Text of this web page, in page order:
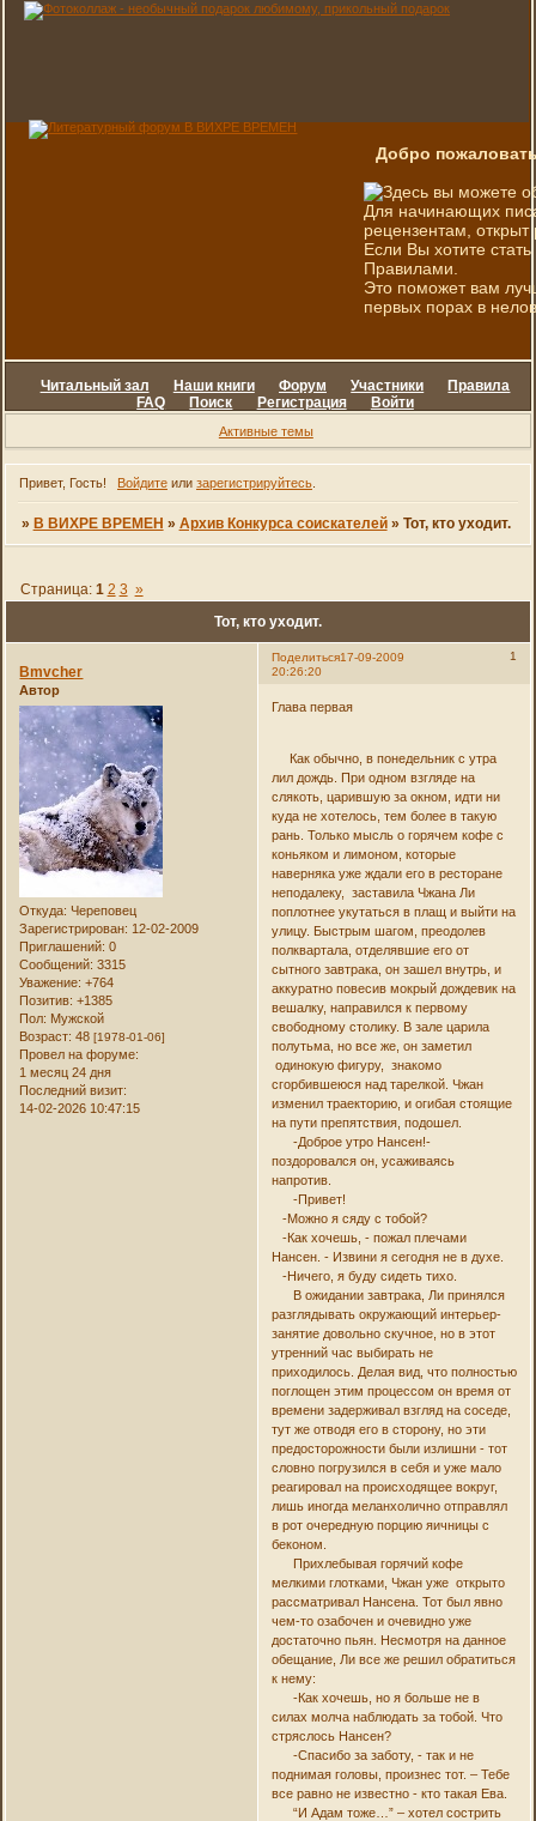
Добро
Здесь вы можете
Для начинающих
рецензентам, открыт
Если Вы хотите
Правилами.
Это поможет вам
первых порах в
Читальный зал Наши книги Форум Участники
Правила
FAQ
Поиск Регистрация Войти
Активные темы
Привет, Гость! Войдитеили зарегистрируйтесь.
» В ВИХРЕ ВРЕМЕН » Архив Конкурса соискателей » Тот, кто уходит.
Тот, кто уходит.
Страница: 1 2 3 »
Поделиться 1
17-09-2009
20:26:20
Bmvcher
Автор
Откуда: Череповец
Зарегистрирован: 12-02-2009
Приглашений: 0
Сообщений: 3315
Уважение: +764
Позитив: +1385
Пол: Мужской
Возраст: 48[1978-01-06]
Провел на форуме:
1 месяц 24 дня
Последний визит:
14-02-2026 10:47:15
Глава первая
Как обычно, в понедельник с утра
лил дождь. При одном взгляде на
слякоть, царившую за окном, идти ни
куда не хотелось, тем более в такую
рань. Только мысль о горячем кофе с
коньяком и лимоном, которые
наверняка уже ждали его в ресторане
неподалеку, заставила Чжана Ли
поплотнее укутаться в плащ и выйти на
улицу. Быстрым шагом, преодолев
полквартала, отделявшие его от
сытного завтрака, он зашел внутрь, и
аккуратно повесив мокрый дождевик на
вешалку, направился к первому
свободному столику. В зале царила
полутьма, но все же, он заметил
одинокую фигуру, знакомо
сгорбившеюся над тарелкой. Чжан
изменил траекторию, и огибая стоящие
на пути препятствия, подошел.
-Доброе утро Нансен!-
поздоровался он, усаживаясь
напротив.
-Привет!
-Можно я сяду с тобой?
-Как хочешь, - пожал плечами
Нансен. - Извини я сегодня не в духе.
-Ничего, я буду сидеть тихо.
В ожидании завтрака, Ли принялся
разглядывать окружающий интерьер-
занятие довольно скучное, но в этот
утренний час выбирать не
приходилось. Делая вид, что полностью
поглощен этим процессом он время от
времени задерживал взгляд на соседе,
тут же отводя его в сторону, но эти
предосторожности были излишни - тот
словно погрузился в себя и уже мало
реагировал на происходящее вокруг,
лишь иногда меланхолично отправлял
в рот очередную порцию яичницы с
беконом.
Прихлебывая горячий кофе
мелкими глотками, Чжан уже открыто
рассматривал Нансена. Тот был явно
чем-то озабочен и очевидно уже
достаточно пьян. Несмотря на данное
обещание, Ли все же решил обратиться
к нему:
-Как хочешь, но я больше не в
силах молча наблюдать за тобой. Что
стряслось Нансен?
-Спасибо за заботу, - так и не
поднимая головы, произнес тот. – Тебе
все равно не известно - кто такая Ева.
“И Адам тоже…” – хотел сострить